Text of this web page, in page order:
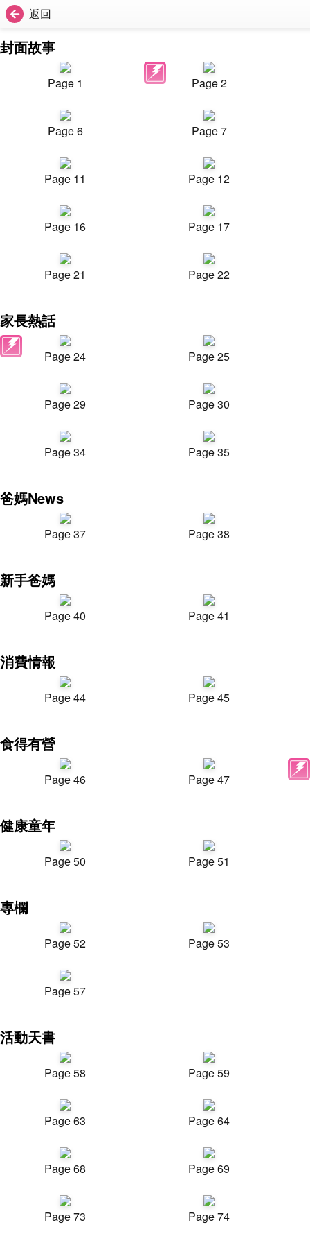
返回
封面故事
Page 1 Page 2
Page 6 Page 7
Page 11 Page 12
Page 16 Page 17
Page 21 Page 22
家長熱話
Page 24 Page 25
Page 29 Page 30
Page 34 Page 35
爸媽News
Page 37 Page 38
新手爸媽
Page 40 Page 41
消費情報
Page 44 Page 45
食得有營
Page 46 Page 47
健康童年
Page 50 Page 51
專欄
Page 52 Page 53
Page 57
活動天書
Page 58 Page 59
Page 63 Page 64
Page 68 Page 69
Page 73 Page 74